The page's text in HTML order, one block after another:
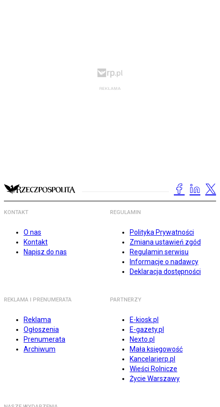
KONTAKT
O nas
Kontakt
Napisz do nas
REGULAMIN
Polityka Prywatności
Zmiana ustawień zgód
Regulamin serwisu
Informacje o nadawcy
Deklaracja dostępności
REKLAMA I PRENUMERATA
Reklama
Ogłoszenia
Prenumerata
Archiwum
PARTNERZY
E-kiosk.pl
E-gazety.pl
Nexto.pl
Mała księgowość
Kancelarierp.pl
Wieści Rolnicze
Życie Warszawy